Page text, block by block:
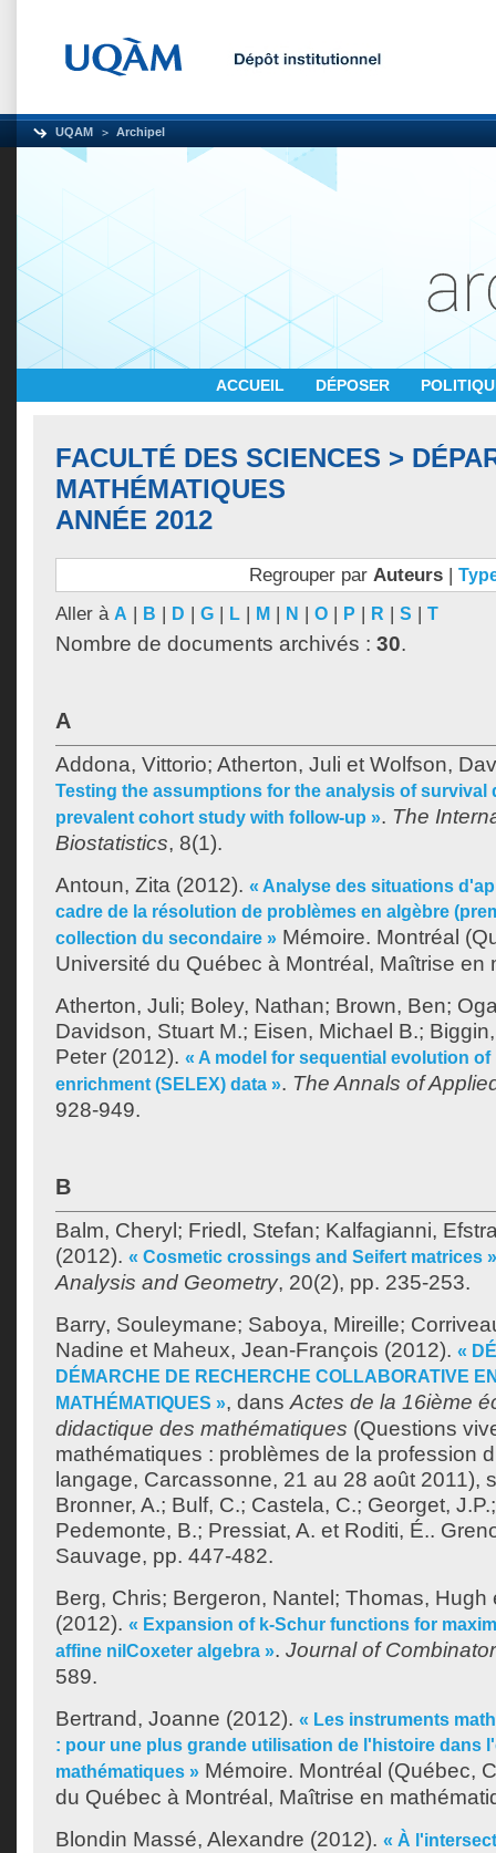
UQAM Archipel
ACCUEIL DÉPOSER
FACULTÉ DES SCIENCES >
MATHÉMATIQUES
ANNÉE 2012
Regrouper par Auteurs|
Aller à A | B | D | G | L | M | N | O | P | R | S | T
Nombre de documents archivés : 30.
A
Addona, Vittorio; Atherton, Juli et Wolfson,
Testing the assumptions for the analysis of survival
prevalent cohort study with follow-up ». The
Biostatistics, 8(1).
Antoun, Zita (2012). « Analyse des situations
cadre de la résolution de problèmes en algèbre
collection du secondaire » Mémoire. Montréal
Université du Québec à Montréal, Maîtrise en
Atherton, Juli; Boley, Nathan; Brown, Ben;
Davidson, Stuart M.; Eisen, Michael B.;
Peter (2012). « A model for sequential evolution
enrichment (SELEX) data ». The Annals of
928-949.
B
Balm, Cheryl ; Friedl, Stefan; Kalfagianni,
(2012). « Cosmetic crossings and Seifert matrices »
Analysis and Geometry, 20(2), pp. 235-253.
Barry, Souleymane; Saboya, Mireille;
Nadine et Maheux, Jean-François (2012). «
DÉMARCHE DE RECHERCHE COLLABORATIVE
MATHÉMATIQUES », dans Actes de la 16ième
didactique des mathématiques (Questions
mathématiques : problèmes de la profession
langage, Carcassonne, 21 au 28 août 2011),
Bronner, A.; Bulf, C.; Castela, C.; Georget, J.P.
Pedemonte, B.; Pressiat, A. et Roditi, É..
Sauvage, pp. 447-482.
Berg, Chris; Bergeron, Nantel ; Thomas, Hugh
(2012). « Expansion of k-Schur functions for
affine nilCoxeter algebra ». Journal of
589.
Bertrand, Joanne (2012). « Les instruments
: pour une plus grande utilisation de l'histoire dans
mathématiques » Mémoire. Montréal (Québec,
du Québec à Montréal, Maîtrise en
Blondin Massé, Alexandre (2012). « À